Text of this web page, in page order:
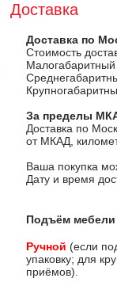
Доставка
Доставка по
Стоимость
Малогабаритный
За пределы
Доставка по
от МКАД,
Ваша покупка
Дату и время
Подъём мебели
Ручной (если
упаковку; для
приёмов).